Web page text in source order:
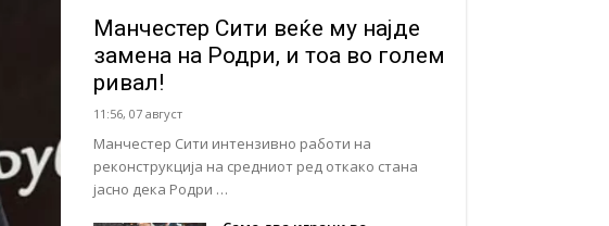
Манчестер Сити веќе му најде
замена на Родри, и тоа во голем
ривал!
11:56, 07 август
Манчестер Сити интензивно работи на
реконструкција на средниот ред откако стана
јасно дека Родри …